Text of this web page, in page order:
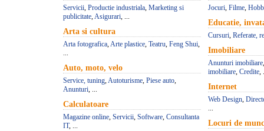
Servicii, Productie industriala, Marketing si
publicitate,Asigurari, ...
Arta si cultura
Arta fotografica,Arte plastice, Teatru, Feng Shui,
...
Auto, moto, velo
Service, tuning,Autoturisme, Piese auto,
Anunturi, ...
Calculatoare
Magazine online, Servicii, Software, Consultanta
IT, ...
Jocuri, Filme,
Educatie,
Cursuri, Referate,
Imobiliare
Anunturi imobiliare
imobiliare, Credite,
Internet
Web Design,
...
Locuri de